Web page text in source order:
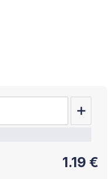
1.19 €